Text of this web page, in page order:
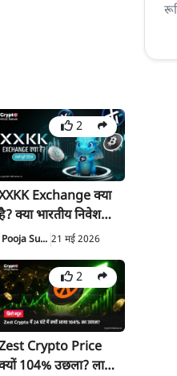
2
Exchange क्या
क्या भारतीय निवेशकों
को इससे बचना चाहिए
Pooja Su... 21 मई 2026
2
Crypto Price
104% उछला? लालच